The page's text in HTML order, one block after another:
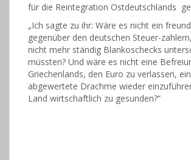
für die Reintegration Ostdeutschlands
„Ich sagte zu ihr: Wäre es nicht ein
gegenüber den deutschen Steuer-
nicht mehr ständig Blankoschecks
müssten? Und wäre es nicht eine
Griechenlands, den Euro zu verlassen,
abgewertete Drachme wieder
Land wirtschaftlich zu gesunden?“